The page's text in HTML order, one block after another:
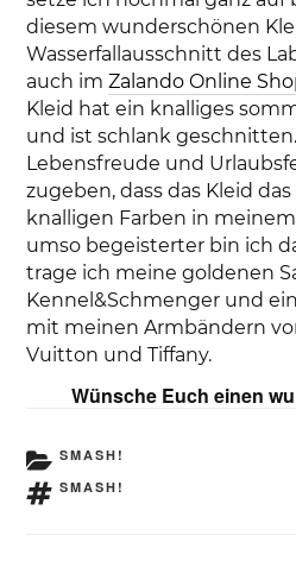
diesem wunderschönen
Wasserfallausschnitt des
auch imZalando Online
Kleid hat ein knalliges
und ist schlank
Lebensfreude und
zugeben, dass das Kleid
knalligen Farben in
umso begeisterter bin ich
trage ich meine goldenen
Kennel&Schmenger und
mit meinen Armbändern
Vuitton und Tiffany.
Wünsche Euch einen
KATEGORIEN
SMASH!
SCHLAGWÖRTER
SMASH!